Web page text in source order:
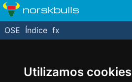
Utilizamos cookies
norskbulls
OSE Índice fx